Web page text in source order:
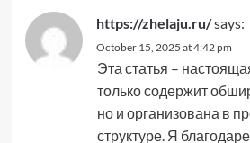
https://zhelaju.ru/says:
October 15, 2025 at 4:42 pm
Эта статья –
только содержит
но и организована в
структуре. Я